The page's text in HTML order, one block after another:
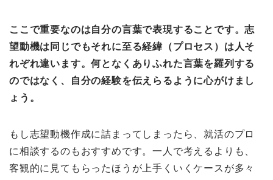
ここで重要なのは自分の言葉で表現することです。志
望動機は同じでもそれに至る経緯（プロセス）は人そ
れぞれ違います。何となくありふれた言葉を羅列する
のではなく、自分の経験を伝えらるように心がけまし
ょう。
もし志望動機作成に詰まってしまったら、就活のプロ
に相談するのもおすすめです。一人で考えるよりも、
客観的に見てもらったほうが上手くいくケースが多々